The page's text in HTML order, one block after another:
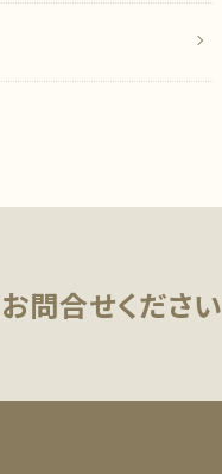
お問合せください